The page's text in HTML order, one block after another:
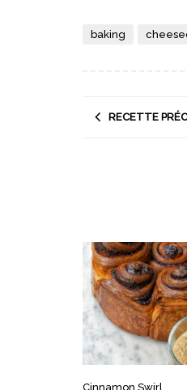
baking
RECETTE
Cinnamon Swirl